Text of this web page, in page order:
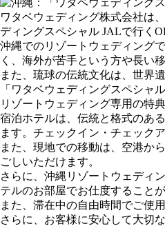
ワタベウェディング株式会社は
ディングスペシャル JALで行く
沖縄でのリゾートウェディング
く、海外が苦手という方や長い
また、琉球の伝統文化は、世界
「ワタベウェディングスペシャ
リゾートウェディング専用の特
宿泊ホテルは、伝統と格式のあ
ます。チェックイン・チェック
また、現地での移動は、空港か
ごしいただけます。
さらに、沖縄リゾートウェディ
テルのお部屋でお仕度すること
また、滞在中の自由時間でご使
さらに、お客様に安心して大切